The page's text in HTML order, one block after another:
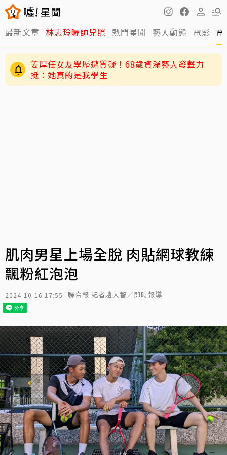
最新文章 林志玲曬帥兒照 熱門星聞 藝人動態 電影
周杰倫太敢講！劉畊宏登「披荊斬棘2026」求指
點 竟被勸「露肌肉就好」
肌肉男星上場全脫 肉貼網球教練
飄粉紅泡泡
2024-10-16 17:55 聯合報 記者趙大智／即時報導